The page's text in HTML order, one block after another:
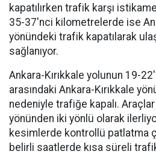
kapatılırken trafik karşı
35-37'nci kilometrelerde ise
yönündeki trafik kapatılarak
sağlanıyor.
Ankara-Kırıkkale yolunun 19-
arasındaki Ankara-Kırıkkale
nedeniyle trafiğe kapalı. Araçlar
yönünden iki yönlü olarak
kesimlerde kontrollü patlatma
belirli saatlerde kısa süreli